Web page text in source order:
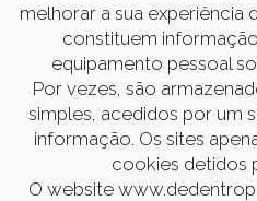
melhorar a sua experiência
constituem
equipamento pessoal
Por vezes, são
simples, acedidos por um
informação. Os sites
cookies detidos
O website